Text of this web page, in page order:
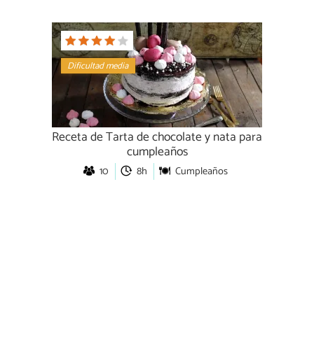
Dificultad media
Receta de Tarta de chocolate y nata para
cumpleaños
10 8h Cumpleaños